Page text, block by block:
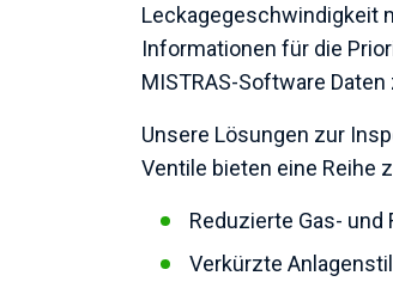
Leckagegeschwindigkeit
Informationen für die
MISTRAS-Software
Unsere Lösungen zur
Ventile bieten eine Reihe
Reduzierte Gas-
Verkürzte